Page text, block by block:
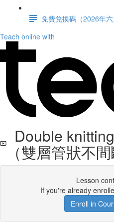
免費兌換碼（2026年六
Teach online with
Double
（雙層管狀不
Lesson
If you're already
Enroll in